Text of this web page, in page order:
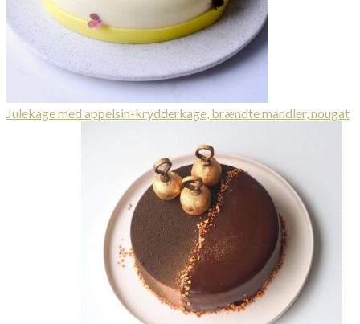
Julekage med appelsin-krydderkage, brændte mandler, nougat